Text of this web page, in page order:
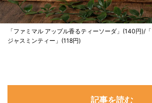
「ファミマル アップル香るティーソーダ」(140円)/
ジャスミンティー」(118円)
記事を読む